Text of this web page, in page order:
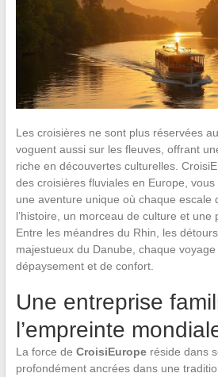
Les croisières ne sont plus réservées
voguent aussi sur les fleuves, offrant
riche en découvertes culturelles.
des croisières fluviales en Europe,
une aventure unique où chaque escale
l’histoire, un morceau de culture et une
Entre les méandres du Rhin, les
majestueux du Danube, chaque
dépaysement et de confort.
Une entreprise
l’empreinte
La force de CroisiEuroperéside dans
profondément ancrées dans une